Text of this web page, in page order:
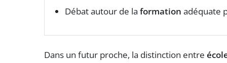
Débat autour de la formation adéquate
Dans un futur proche, la distinction entre